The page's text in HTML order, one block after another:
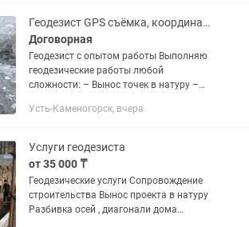
Геодезист GPS съёмка, координаты участка
Договорная
Геодезист с опытом работы Выполняю
геодезические работы любой
сложности: – Вынос точек в натуру –
съёмка – Определение координат –
Усть-Каменогорск, вчера
Услуги геодезиста
от 35 000 ₸
Геодезические услуги Сопровождение
строительства Вынос проекта в натуру
Разбивка осей , диагонали дома